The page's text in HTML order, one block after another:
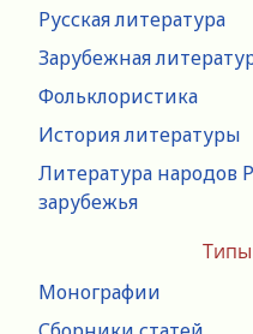
Русская литература
Зарубежная
Фольклористика
История литературы
Литература народов
зарубежья
Монографии